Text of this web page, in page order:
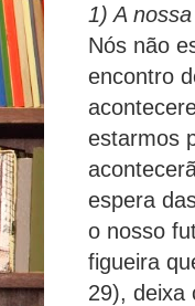
1) A
Nós não
encontro
estarmos
espera
o nosso
figueira
29), deixa